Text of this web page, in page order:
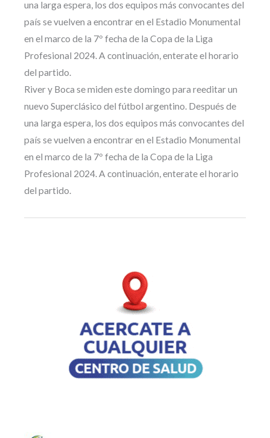
una larga espera, los dos equipos más convocantes del
país se vuelven a encontrar en el Estadio Monumental
en el marco de la 7º fecha de la Copa de la Liga
Profesional 2024. A continuación, enterate el horario
del partido.
River y Boca se miden este domingo para reeditar un
nuevo Superclásico del fútbol argentino. Después de
una larga espera, los dos equipos más convocantes del
país se vuelven a encontrar en el Estadio Monumental
en el marco de la 7º fecha de la Copa de la Liga
Profesional 2024. A continuación, enterate el horario
del partido.